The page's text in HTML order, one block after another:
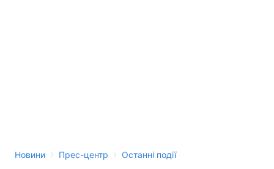
Новини › Прес-центр › Останні події